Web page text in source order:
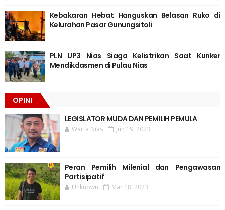
Kebakaran Hebat Hanguskan Belasan Ruko di
Kelurahan Pasar Gunungsitoli
PLN UP3 Nias Siaga Kelistrikan Saat Kunker
Mendikdasmen di Pulau Nias
OPINI
LEGISLATOR MUDA DAN PEMILIH PEMULA
Warta Nias Jun 19, 2023
Peran Pemilih Milenial dan Pengawasan
Partisipatif
Unknown Mar 18, 2023